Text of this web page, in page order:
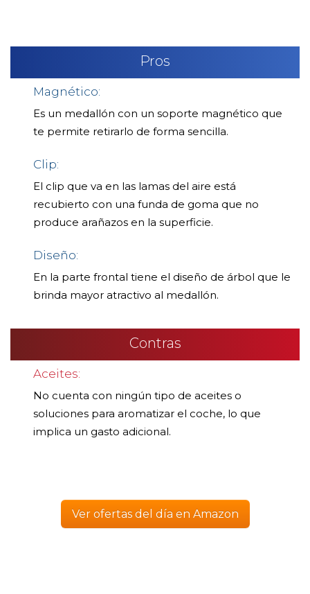
Pros
Magnético:
Es un medallón con un soporte magnético que
te permite retirarlo de forma sencilla.
Clip:
El clip que va en las lamas del aire está
recubierto con una funda de goma que no
produce arañazos en la superficie.
Diseño:
En la parte frontal tiene el diseño de árbol que le
brinda mayor atractivo al medallón.
Contras
Aceites:
No cuenta con ningún tipo de aceites o
soluciones para aromatizar el coche, lo que
implica un gasto adicional.
Ver ofertas del día en Amazon